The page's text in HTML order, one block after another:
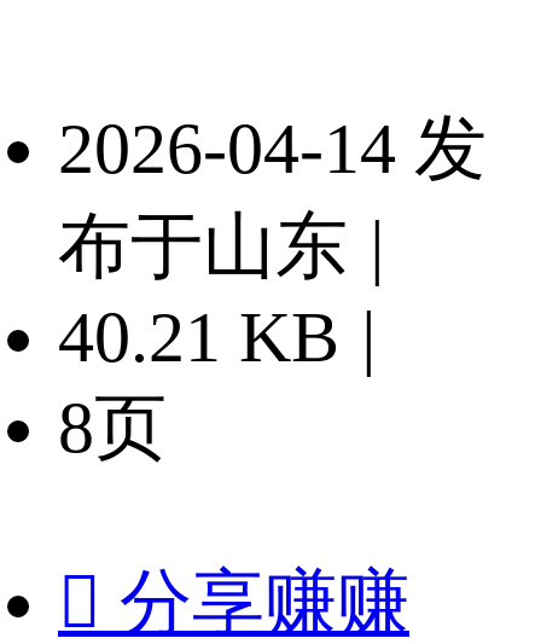
2026-04-14 发
布于山东 |
40.21 KB |
8页
 分享赚赚